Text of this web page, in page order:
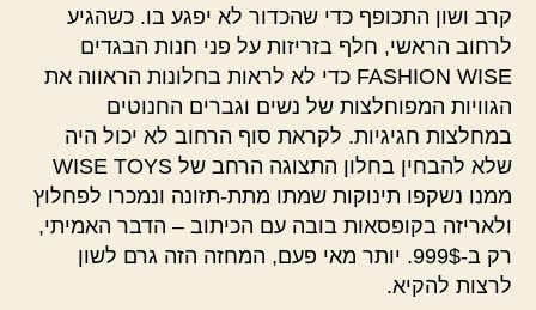
קרב ושון התכופף כדי שהכדור לא יפגע בו. כשהגיע
לרחוב הראשי, חלף בזריזות על פני חנות הבגדים
FASHION WISE כדי לא לראות בחלונות הראווה את
הגוויות המפוחלצות של נשים וגברים החנוטים
במחלצות חגיגיות. לקראת סוף הרחוב לא יכול היה
שלא להבחין בחלון התצוגה הרחב של WISE TOYS
ממנו נשקפו תינוקות שמתו מתת-תזונה ונמכרו לפחלוץ
ולאריזה בקופסאות בובה עם הכיתוב – הדבר האמיתי,
רק ב-999$. יותר מאי פעם, המחזה הזה גרם לשון
לרצות להקיא.